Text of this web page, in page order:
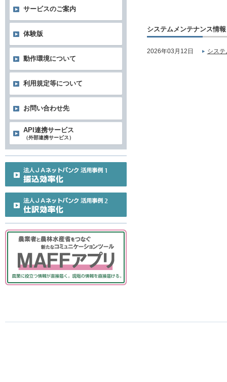
システムメンテナンス情報
2026年03月12日 シス
サービスのご案内
体験版
動作環境について
利用規定等について
お問い合わせ先
API連携サービス
（外部連携サービス）